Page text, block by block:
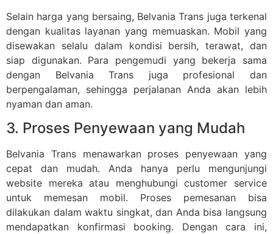
Selain harga yang bersaing, Belvania Trans juga terkenal
dengan kualitas layanan yang memuaskan. Mobil yang
disewakan selalu dalam kondisi bersih, terawat, dan
siap digunakan. Para pengemudi yang bekerja sama
dengan Belvania Trans juga profesional dan
berpengalaman, sehingga perjalanan Anda akan lebih
nyaman dan aman.
3. Proses Penyewaan yang Mudah
Belvania Trans menawarkan proses penyewaan yang
cepat dan mudah. Anda hanya perlu mengunjungi
website mereka atau menghubungi customer service
untuk memesan mobil. Proses pemesanan bisa
dilakukan dalam waktu singkat, dan Anda bisa langsung
mendapatkan konfirmasi booking. Dengan cara ini,